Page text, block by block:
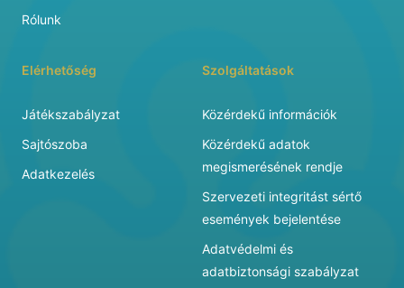
Rólunk
Elérhetőség
Játékszabályzat
Sajtószoba
Adatkezelés
Szolgáltatások
Közérdekű információk
Közérdekű adatok
megismerésének rendje
Szervezeti integritást sértő
események bejelentése
Adatvédelmi és
adatbiztonsági szabályzat